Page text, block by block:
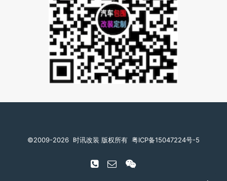
©️2009-2026 时讯改装 版权所有 粤ICP备15047224号-5